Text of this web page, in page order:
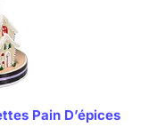
Pain D’épices